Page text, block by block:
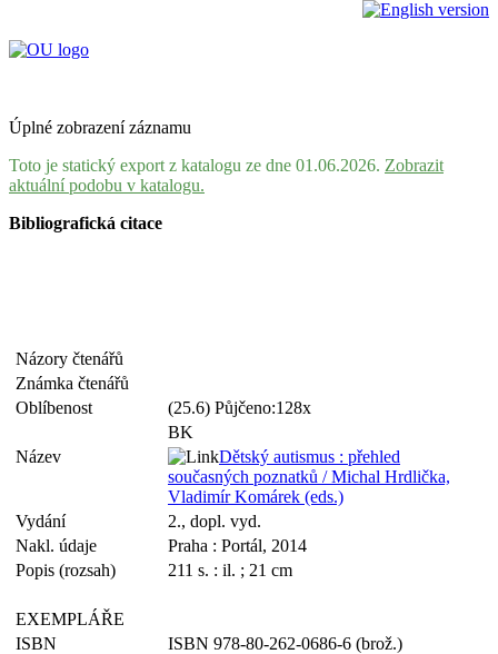
Úplné zobrazení záznamu
Toto je statický export z katalogu ze dne 01.06.2026. Zobrazit
aktuální podobu v katalogu.
Bibliografická citace
Názory čtenářů
Známka čtenářů
Oblíbenost
(25.6) Půjčeno:128x
BK
Název
Dětský autismus : přehled
současných poznatků / Michal Hrdlička,
Vladimír Komárek (eds.)
Vydání
2., dopl. vyd.
Nakl. údaje
Praha : Portál, 2014
Popis (rozsah)
211 s. : il. ; 21 cm
EXEMPLÁŘE
ISBN
ISBN 978-80-262-0686-6 (brož.)